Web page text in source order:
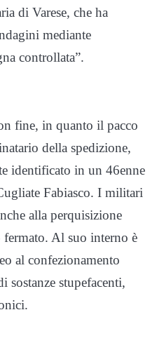
di Varese, che ha
mediante
controllata”.
fine, in quanto il pacco
della spedizione,
identificato in un 46enne
Fabiasco. I militari
alla perquisizione
fermato. Al suo interno è
al confezionamento
sostanze stupefacenti,